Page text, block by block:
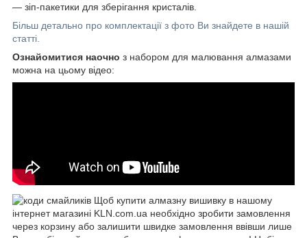
― зіп-пакетики для зберігання кристалів.
Більш детально про комплектації з фото Ви знайдете в нашій
статті.
Ознайомитися наочно з набором для малювання алмазами
можна на цьому відео:
Щоб купити алмазну вишивку в нашому
інтернет магазині KLN.com.ua необхідно зробити замовлення
через корзину або залишити швидке замовлення ввівши лише